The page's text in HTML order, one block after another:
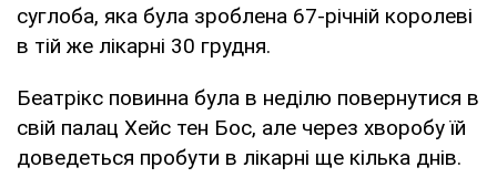
суглоба, яка була зроблена 67-річній королеві
в тій же лікарні 30 грудня.
Беатрікс повинна була в неділю повернутися в
свій палац Хейс тен Бос, але через хворобу їй
доведеться пробути в лікарні ще кілька днів.